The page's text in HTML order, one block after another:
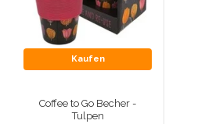
Kaufen
Coffee to Go Becher -
Tulpen